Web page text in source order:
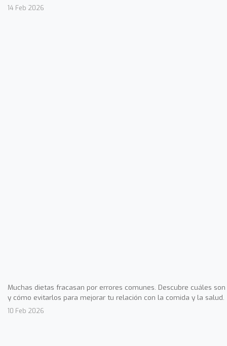
14 Feb 2026
Muchas dietas fracasan por errores comunes. Descubre cuáles son
y cómo evitarlos para mejorar tu relación con la comida y la salud.
10 Feb 2026